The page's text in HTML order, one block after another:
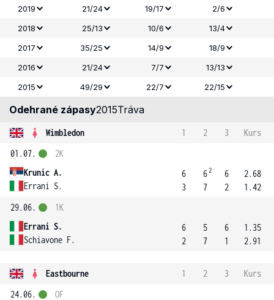
2019
21/24 19/17
2/6
2018
25/13 10/6
13/4
2017
35/25 14/9
18/9
2016
21/24 7/7
13/13
2015
49/29 22/7 22/15
Odehrané zápasy2015Tráva
Wimbledon 1 2 3
Kurs
01.07.
Krunic A.
Errani S.
2K
6
3
62
7
6
2
2.68
1.42
29.06.
Errani S.
Schiavone F.
1K
6
2
5
7
6
1
1.35
2.91
Eastbourne 1 2 3
Kurs
24.06.
OF